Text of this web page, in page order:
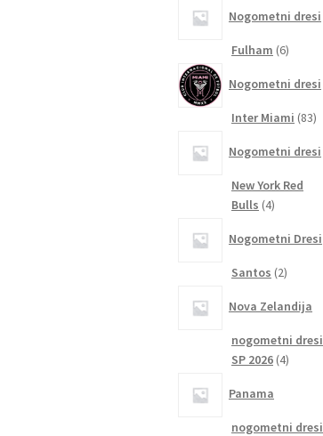
Nogometni dresi
Fulham 66
Nogometni dresi
Inter Miami 8383
Nogometni dresi
New York Red
Bulls 44
Nogometni Dresi
Santos 22
Nova Zelandija
nogometni dresi
SP 2026 44
Panama
nogometni dresi